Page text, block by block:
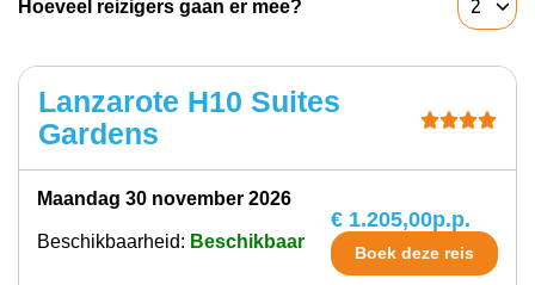
Hoeveel reizigers gaan er mee?
Lanzarote H10 Suites
Gardens
maandag 30 november 2026
Beschikbaarheid: Beschikbaar
€ 1.205,00p.p.
Boek deze reis